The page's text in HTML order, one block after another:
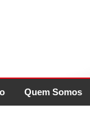
Quem Somos